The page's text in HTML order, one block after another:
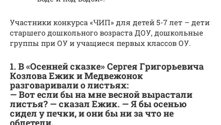
Участники конкурса «ЧИП» для детей 5-7 лет – дети
старшего дошкольного возраста ДОУ, дошкольные
группы при ОУ и учащиеся первых классов ОУ.
1. В «Осенней сказке» Сергея Григорьевича
Козлова Ежик и Медвежонок
разговаривали о листьях:
— Вот если бы на мне весной вырастали
листья? — сказал Ежик. — Я бы осенью
сидел у печки, и они бы ни за что не
облетели.